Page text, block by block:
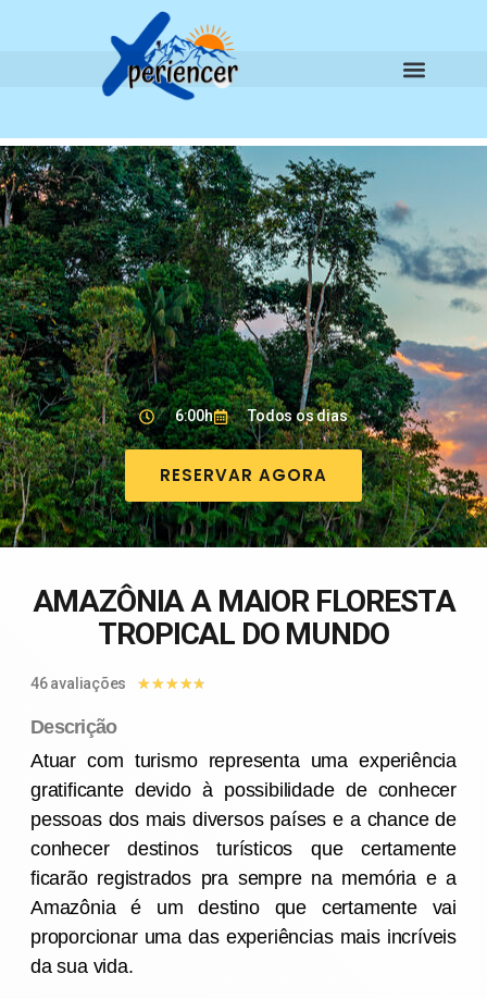
6:00h Todos os dias
RESERVAR AGORA
AMAZÔNIA A MAIOR FLORESTA
TROPICAL DO MUNDO
46 avaliações ★★★★★
Descrição
Atuar com turismo representa uma experiência
gratificante devido à possibilidade de conhecer
pessoas dos mais diversos países e a chance de
conhecer destinos turísticos que certamente
ficarão registrados pra sempre na memória e a
Amazônia é um destino que certamente vai
proporcionar uma das experiências mais incríveis
da sua vida.